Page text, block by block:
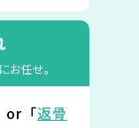
お任せ。
or「返骨